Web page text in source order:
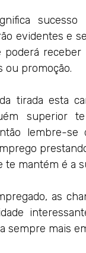
sucesso
evidentes e
poderá receber
ou promoção.
tirada esta
superior
lembre-
te mantém é a
as
sempre mais